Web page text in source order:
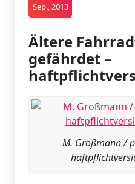
Sep., 2013
Ältere
gefährdet –
M. Großmann /